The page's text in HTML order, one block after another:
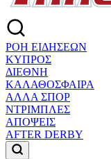
ΡΟΗ ΕΙΔΗΣΕΩΝ
ΚΥΠΡΟΣ
ΔΙΕΘΝΗ
ΚΑΛΑΘΟΣΦΑΙΡΑ
ΑΛΛΑ ΣΠΟΡ
ΝΤΡΙΜΠΛΕΣ
ΑΠΟΨΕΙΣ
AFTER DERBY